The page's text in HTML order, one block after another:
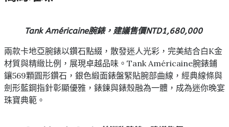
Tank Américaine腕錶，建議售價NTD1,680,000
兩款卡地亞腕錶以鑽石點綴，散發迷人光彩，完美結合白K金
材質與精緻比例，展現卓越品味。Tank Américaine腕錶鋪
鑲569顆圓形鑽石，銀色緞面錶盤緊貼腕部曲線，經典線條與
劍形藍鋼指針彰顯優雅，錶鍊與錶殼融為一體，成為迷你晚宴
珠寶典範。